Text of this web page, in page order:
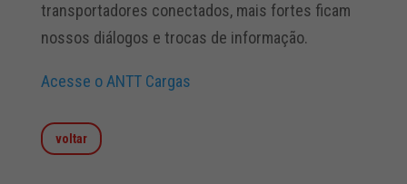
transportadores conectados, mais fortes ficam
nossos diálogos e trocas de informação.
Acesse o ANTT Cargas
voltar